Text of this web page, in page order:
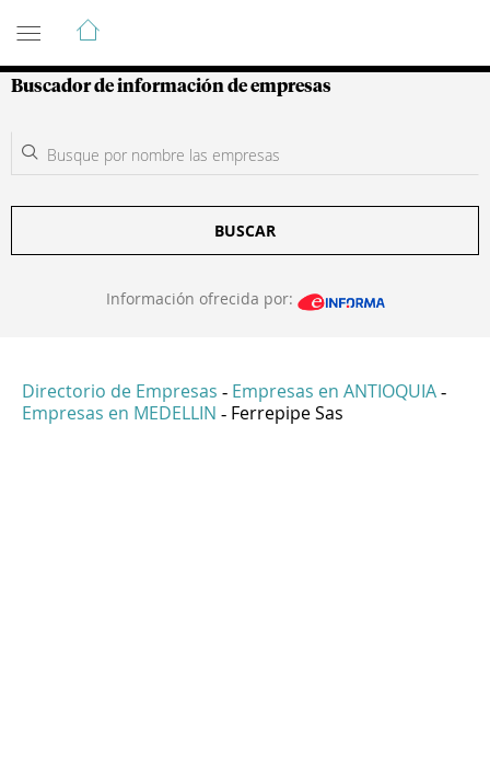
Guía de Empresas Colombianas
Buscador de información de empresas
BUSCAR
Información ofrecida por:
Directorio de Empresas - Empresas en ANTIOQUIA -
Empresas en MEDELLIN - Ferrepipe Sas